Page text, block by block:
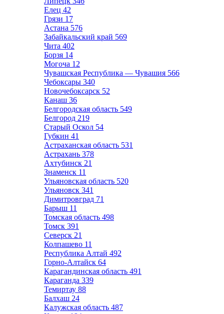
Елец 42
Грязи 17
Астана 576
Забайкальский край 569
Чита 402
Борзя 14
Могоча 12
Чувашская Республика — Чувашия 566
Чебоксары 340
Новочебоксарск 52
Канаш 36
Белгородская область 549
Белгород 219
Старый Оскол 54
Губкин 41
Астраханская область 531
Астрахань 378
Ахтубинск 21
Знаменск 11
Ульяновская область 520
Ульяновск 341
Димитровград 71
Барыш 11
Томская область 498
Томск 391
Северск 21
Колпашево 11
Республика Алтай 492
Горно-Алтайск 64
Карагандинская область 491
Караганда 339
Темиртау 88
Балхаш 24
Калужская область 487